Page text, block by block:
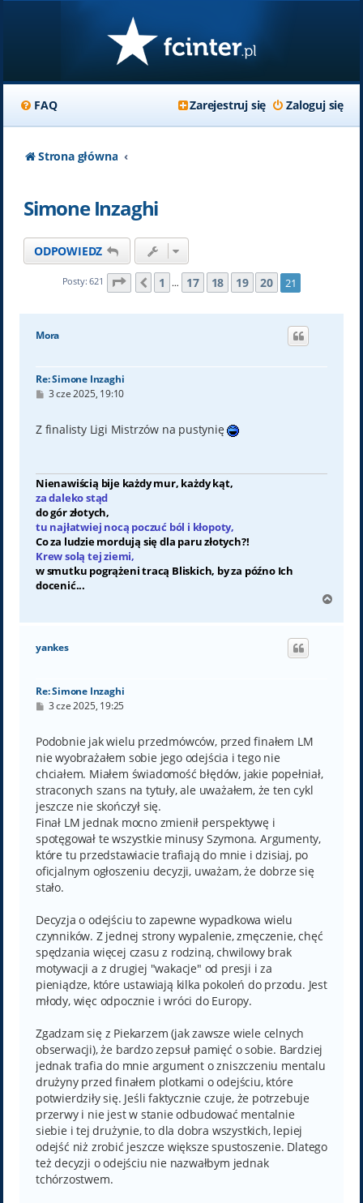
FAQ Zaloguj się
Zarejestruj się
Strona główna
Simone Inzaghi
ODPOWIEDZ
Posty: 621 Strona 21 z21
Poprzednia
1 … 17 18 19 20 21
Mora
Re: Simone Inzaghi
P
t
3 cze 2025, 19:10
Z finalisty Ligi Mistrzów na pustynię
Nienawiścią bije każdy mur, każdy kąt,
za daleko stąd
do gór złotych,
tu najłatwiej nocą poczuć ból i kłopoty,
Co za ludzie mordują się dla paru złotych?!
Krew solą tej ziemi,
w smutku pogrążeni tracą Bliskich, by za późno Ich
docenić...
g
yankes
Re: Simone Inzaghi
P
t
3 cze 2025, 19:25
Podobnie jak wielu przedmówców, przed finałem LM
nie wyobrażałem sobie jego odejścia i tego nie
chciałem. Miałem świadomość błędów, jakie popełniał,
straconych szans na tytuły, ale uważałem, że ten cykl
jeszcze nie skończył się.
Finał LM jednak mocno zmienił perspektywę i
spotęgował te wszystkie minusy Szymona. Argumenty,
które tu przedstawiacie trafiają do mnie i dzisiaj, po
oficjalnym ogłoszeniu decyzji, uważam, że dobrze się
stało.
Decyzja o odejściu to zapewne wypadkowa wielu
czynników. Z jednej strony wypalenie, zmęczenie, chęć
spędzania więcej czasu z rodziną, chwilowy brak
motywacji a z drugiej "wakacje" od presji i za
pieniądze, które ustawiają kilka pokoleń do przodu. Jest
młody, więc odpocznie i wróci do Europy.
Zgadzam się z Piekarzem (jak zawsze wiele celnych
obserwacji), że bardzo zepsuł pamięć o sobie. Bardziej
jednak trafia do mnie argument o zniszczeniu mentalu
drużyny przed finałem plotkami o odejściu, które
potwierdziły się. Jeśli faktycznie czuje, że potrzebuje
przerwy i nie jest w stanie odbudować mentalnie
siebie i tej drużynie, to dla dobra wszystkich, lepiej
odejść niż zrobić jeszcze większe spustoszenie. Dlatego
też decyzji o odejściu nie nazwałbym jednak
tchórzostwem.